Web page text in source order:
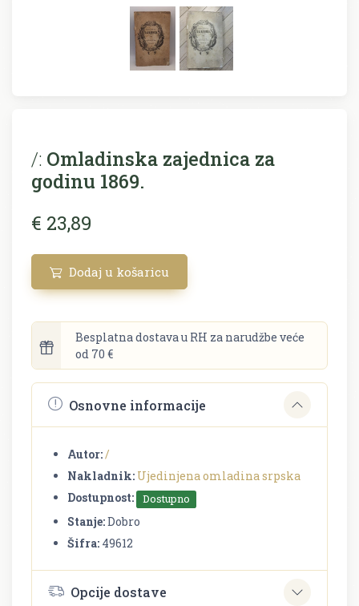
/: Omladinska zajednica za
godinu 1869.
€ 23,89
Dodaj u košaricu
Besplatna dostava u RH za narudžbe veće
od 70 €
Osnovne informacije
Autor:/
Nakladnik: Ujedinjena omladina srpska
Dostupnost:
Dostupno
Stanje:Dobro
Šifra: 49612
Opcije dostave